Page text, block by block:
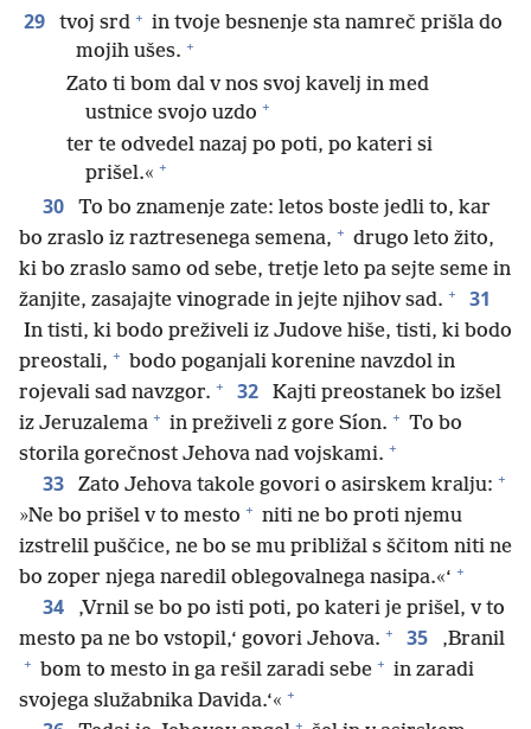
29 tvoj srd + in tvoje besnenje sta namreč prišla do
mojih ušes. +
Zato ti bom dal v nos svoj kavelj in med
ustnice svojo uzdo +
ter te odvedel nazaj po poti, po kateri si
prišel.« +
30
To bo znamenje zate: letos boste jedli to, kar
bo zraslo iz raztresenega semena, + drugo leto žito,
ki bo zraslo samo od sebe, tretje leto pa sejte seme in
žanjite, zasajajte vinograde in jejte njihov sad. + 31
In tisti, ki bodo preživeli iz Judove hiše, tisti, ki bodo
preostali, + bodo poganjali korenine navzdol in
rojevali sad navzgor. + 32
Kajti preostanek bo izšel
iz Jeruzalema + in preživeli z gore Síon. + To bo
storila gorečnost Jehova nad vojskami. +
33 Zato Jehova takole govori o asirskem kralju: +
»Ne bo prišel v to mesto + niti ne bo proti njemu
izstrelil puščice, ne bo se mu približal s ščitom niti ne
bo zoper njega naredil oblegovalnega nasipa.«‘ +
34
‚Vrnil se bo po isti poti, po kateri je prišel, v to
mesto pa ne bo vstopil,‘ govori Jehova. + 35 ‚Branil
+ bom to mesto in ga rešil zaradi sebe + in zaradi
svojega služabnika Davida.‘« +
+